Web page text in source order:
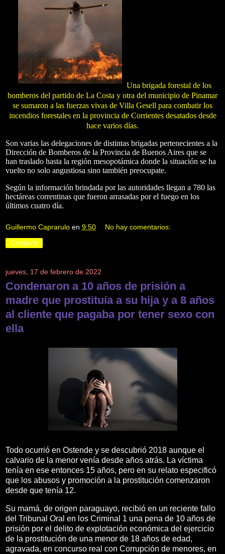
Una brigada forestal de los
bomberos del partido de La Costa y otra del municipio de Pinamar
se sumaron a las fuerzas vivas de Villa Gesell para combatir los
incendios forestales en la provincia de Corrientes desatados desde
hace varios días.
Son varias las delegaciones de distintas brigadas pertenecientes a la
Dirección de Bomberos de la Provincia de Buenos Aires que se
han traslado hasta la región mesopotámica donde la situación se ha
vuelto no solo angustiosa sino también preocupate.
Según la información brindada por las autoridades llegan a 780 las
hectáreas correntinas que fueron arrasadas por el fuego en los
últimos cuatro día.
Guillermo Caprarulo en 9:50 No hay comentarios:
Compartir
jueves, 17 de febrero de 2022
Condenaron a 10 años de prisión a
madre que prostituía a su hija y a 8 años
al cliente que pagaba por tener sexo con
ella
Todo ocurrió en Ostende y se descubrió 2018 aunque el
calvario de la menor venía desde años atrás. La víctima
tenía en ese entonces 15 años, pero en su relato especificó
que los abusos y promoción a la prostitución comenzaron
desde que tenía 12.
Su mamá, de origen paraguayo, recibió en un reciente fallo
del Tribunal Oral en los Criminal 1 una pena de 10 años de
prisión por el delito de explotación económica del ejercicio
de la prostitución de una menor de 18 años de edad,
agravada, en concurso real con Corrupción de menores, en